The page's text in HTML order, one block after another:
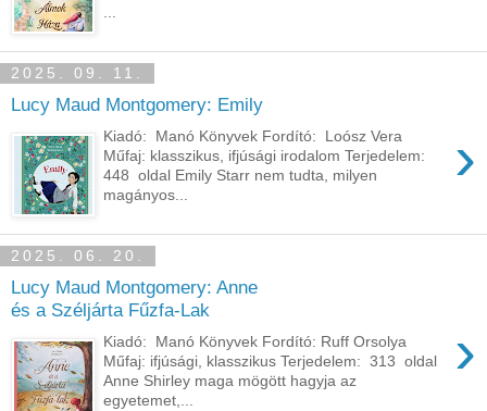
2025. 09. 11.
Lucy Maud Montgomery: Emily
›
Kiadó: Manó Könyvek Fordító: Loósz Vera
Műfaj: klasszikus, ifjúsági irodalom Terjedelem:
448 oldal Emily Starr nem tudta, milyen
magányos...
2025. 06. 20.
Lucy Maud Montgomery: Anne
és a Széljárta Fűzfa-Lak
›
Kiadó: Manó Könyvek Fordító: Ruff Orsolya
Műfaj: ifjúsági, klasszikus Terjedelem: 313 oldal
Anne Shirley maga mögött hagyja az
egyetemet,...